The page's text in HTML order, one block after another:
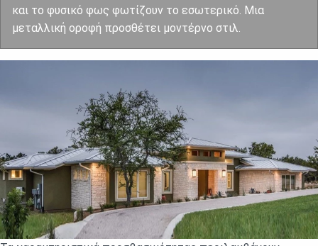
και το φυσικό φως φωτίζουν το εσωτερικό. Μια
μεταλλική οροφή προσθέτει μοντέρνο στιλ.